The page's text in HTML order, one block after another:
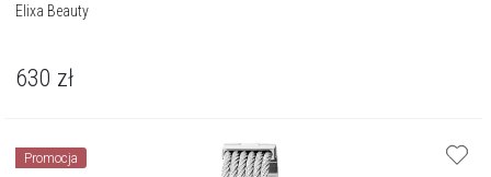
Elixa Beauty
630 zł
Promocja